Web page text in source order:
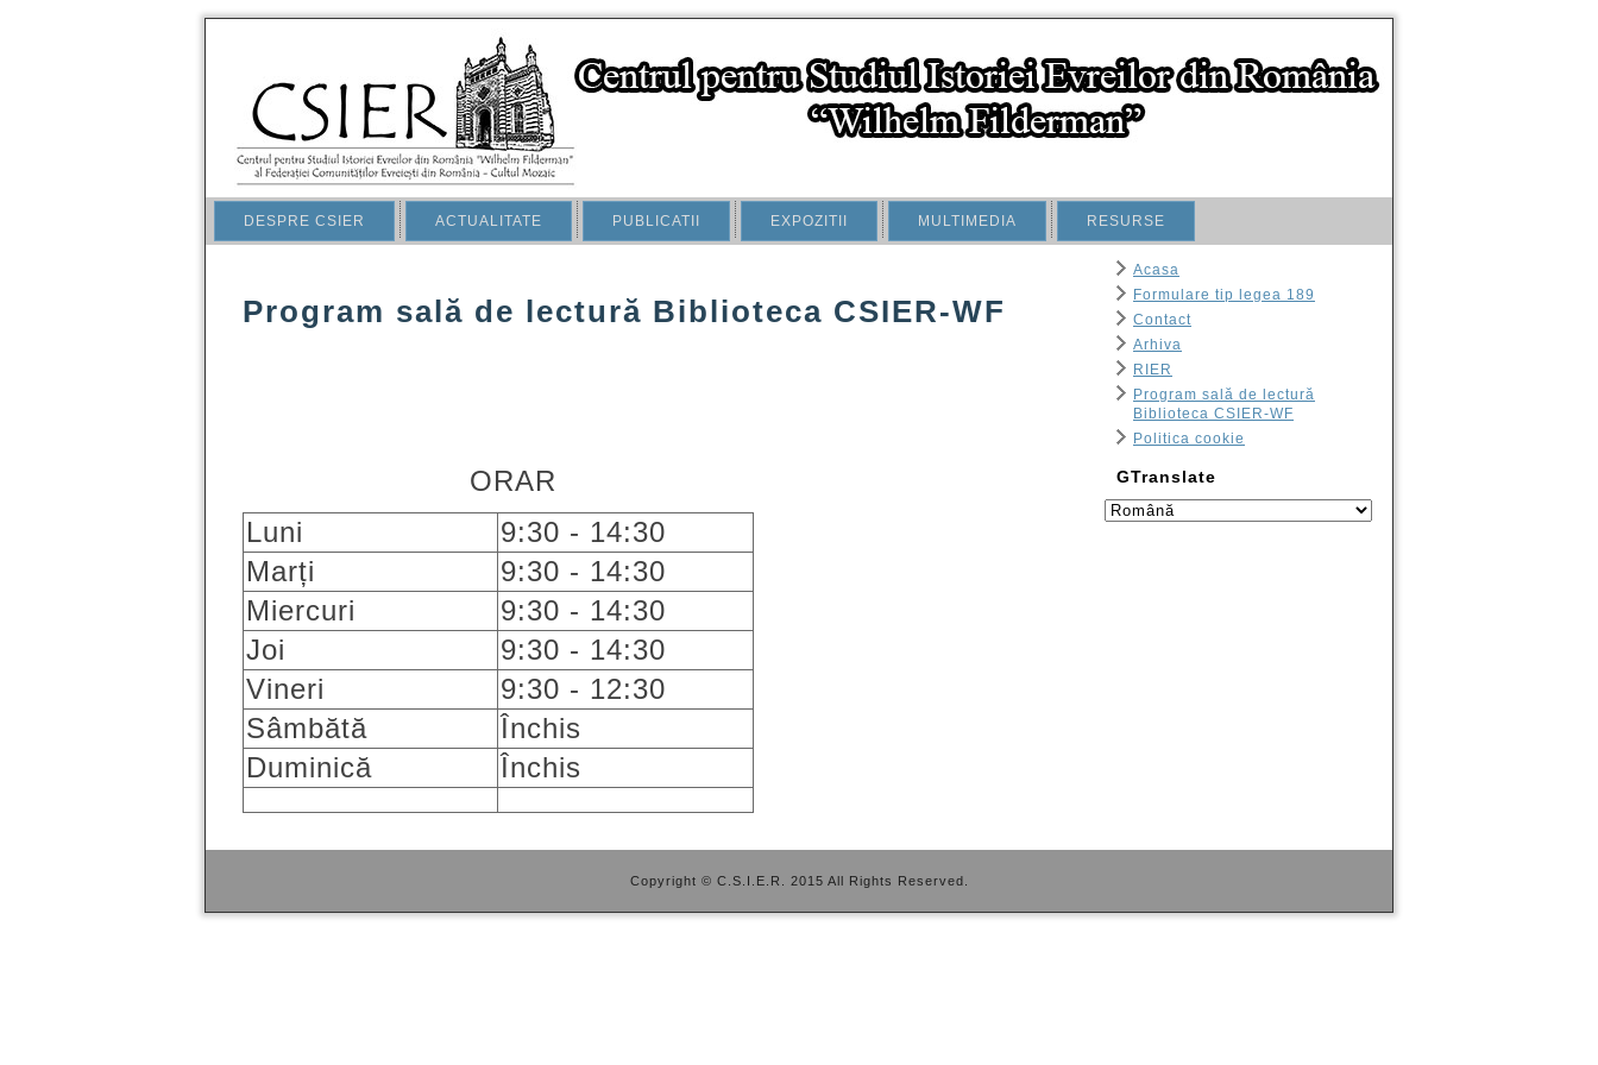
DESPRE CSIER ACTUALITATE PUBLICATII EXPOZITII MULTIMEDIA RESURSE
Program sală de lectură Biblioteca CSIER-WF
ORAR
Luni
9:30 - 14:30
Marți
9:30 - 14:30
Miercuri
9:30 - 14:30
Joi
9:30 - 14:30
Vineri
9:30 - 12:30
Sâmbătă
Închis
Duminică
Închis
Acasa
Formulare tip legea 189
Contact
Arhiva
RIER
Program sală de lectură
Biblioteca CSIER-WF
Politica cookie
GTranslate
Copyright © C.S.I.E.R. 2015 All Rights Reserved.